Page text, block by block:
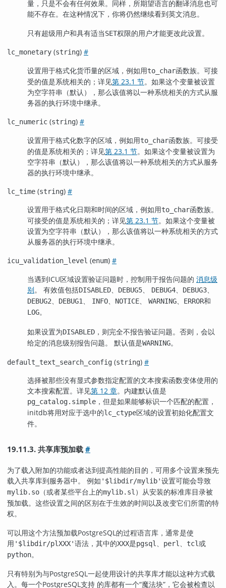
量，只是不会有任何效果。同样，所期望语言的翻译消息也可
能不存在。在这种情况下，你将仍然继续看到英文消息。
只有超级用户和具有适当SET权限的用户才能更改此设置。
lc_monetary (string) #
设置用于格式化货币量的区域，例如用to_char函数族。可接
受的值是系统相关的；详见第 23.1 节。如果这个变量被设置
为空字符串（默认），那么该值将以一种系统相关的方式从服
务器的执行环境中继承。
lc_numeric (string) #
设置用于格式化数字的区域，例如用to_char函数族。可接受
的值是系统相关的；详见第 23.1 节。如果这个变量被设置为
空字符串（默认），那么该值将以一种系统相关的方式从服务
器的执行环境中继承。
lc_time (string) #
设置用于格式化日期和时间的区域，例如用to_char函数族。
可接受的值是系统相关的；详见第 23.1 节。如果这个变量被
设置为空字符串（默认），那么该值将以一种系统相关的方式
从服务器的执行环境中继承。
icu_validation_level (enum) #
当遇到ICU区域设置验证问题时，控制用于报告问题的 消息级
别。 有效值包括DISABLED、 DEBUG5、 DEBUG4、 DEBUG3、
DEBUG2、 DEBUG1、 INFO、 NOTICE、 WARNING、 ERROR和
LOG。
如果设置为DISABLED ，则完全不报告验证问题。否则，会以
给定的消息级别报告问题。 默认值是WARNING。
default_text_search_config (string) #
选择被那些没有显式参数指定配置的文本搜索函数变体使用的
文本搜索配置。详见第 12 章。内建默认值是
pg_catalog.simple ，但是如果能够标识一个匹配的配置，
initdb将用对应于选中的lc_ctype区域的设置初始化配置文
件。
19.11.3. 共享库预加载#
为了载入附加的功能或者达到提高性能的目的，可用多个设置来预先
载入共享库到服务器中。 例如 '$libdir/mylib'设置可能会导致
mylib.so （或者某些平台上的mylib.sl ）从安装的标准库目录被
预加载。这些设置之间的区别在于生效的时间以及改变它们所需的特
权。
可以用这个方法预加载PostgreSQL 的过程语言库，通常是使
用 '$libdir/plXXX'语法，其中的XXX是pgsql perl tcl或
python。
只有特别为与PostgreSQL一起使用设计的共享库才能以这种方式载
入。每一个PostgreSQL支持 的库都有一个“魔法块” ，它会被检查以